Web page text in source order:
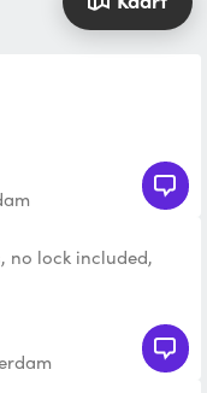
no lock included,